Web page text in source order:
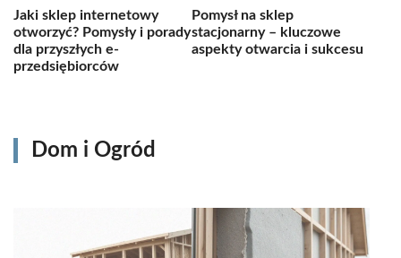
Jaki sklep internetowy
otworzyć? Pomysły i porady
dla przyszłych e-
przedsiębiorców
Pomysł na sklep
stacjonarny – kluczowe
aspekty otwarcia i sukcesu
Dom i Ogród